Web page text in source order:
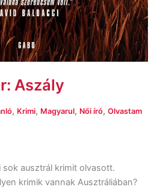
Aszály
, Krimi, Magyarul, Női író, Olvastam
sok ausztrál krimit olvasott.
krimik vannak Ausztráliában?